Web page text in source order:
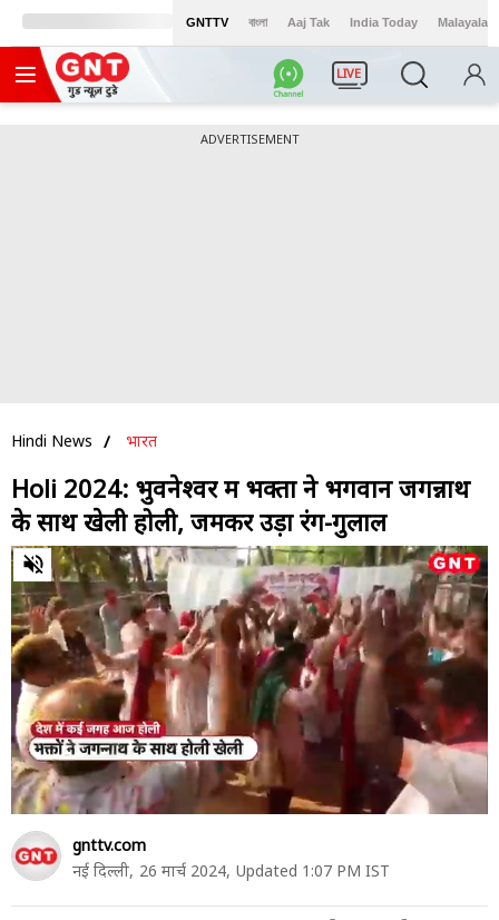
GNTTV বাংলা Aaj Tak India Today Malayalam
LIVE
ADVERTISEMENT
Hindi News भारत
Holi 2024: भुवनेश्वर में भक्तों ने भगवान जगन्नाथ
के साथ खेली होली, जमकर उड़ा रंग-गुलाल
0
of
49
seconds
gnttv.com
नई दिल्ली, 26 मार्च 2024, Updated 1:07 PM IST